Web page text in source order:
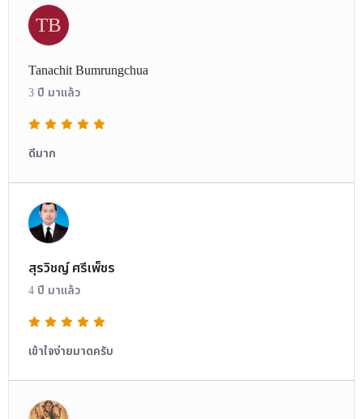
TB
Tanachit Bumrungchua
3 ปี มาแล้ว
ดีมาก
สุรวิชญ์ ศรีเพ็ชร
4 ปี มาแล้ว
เข้าใจง่ายมาดครับ